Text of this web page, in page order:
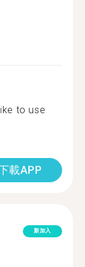
to use
載APP
新加入